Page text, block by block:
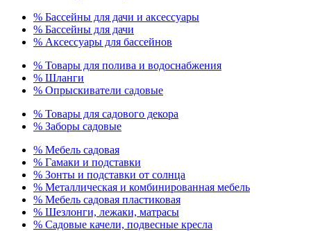
% Бассейны для дачи и аксессуары
% Бассейны для дачи
% Аксессуары для бассейнов
% Товары для полива и водоснабжения
% Шланги
% Опрыскиватели садовые
% Товары для садового декора
% Заборы садовые
% Мебель садовая
% Гамаки и подставки
% Зонты и подставки от солнца
% Металлическая и комбинированная мебель
% Мебель садовая пластиковая
% Шезлонги, лежаки, матрасы
% Садовые качели, подвесные кресла